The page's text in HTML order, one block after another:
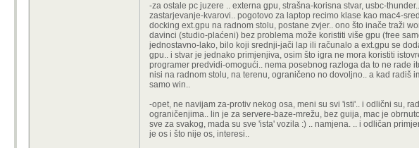
-za ostale pc juzere .. externa gpu, strašna-korisna stvar, usbc-
zastarjevanje-kvarovi.. pogotovo za laptop recimo klase kao mac4-
docking ext.gpu na radnom stolu, postane zvjer.. ono što inače traži
davinci (studio-plaćeni) bez problema može koristiti više gpu (free
jednostavno-lako, bilo koji srednji-jači lap ili računalo a ext.gpu se
gpu.. i stvar je jednako primjenjiva, osim što igra ne mora koristiti
programer predvidi-omogući.. nema posebnog razloga da to ne rade
nisi na radnom stolu, na terenu, ograničeno no dovoljno.. a kad radiš
samo win..
-opet, ne navijam za-protiv nekog osa, meni su svi 'isti'.. i odlični su,
ograničenjima.. lin je za servere-baze-mrežu, bez guija, mac je
sve za svakog, mada su sve 'ista' vozila :) .. namjena. .. i odličan
je os i što nije os, interesi..